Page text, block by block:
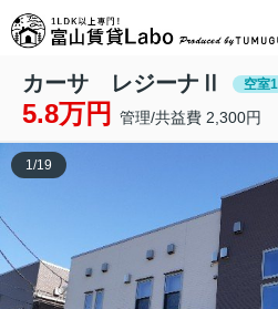
カーサ レジーナⅡ 空室1
5.8万円 管理/共益費 2,300円
1/19